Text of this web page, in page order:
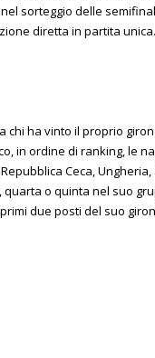
sorteggio delle
diretta in partita
ha vinto il proprio
in ordine di ranking, le
Ceca,
o quinta nel suo
due posti del suo